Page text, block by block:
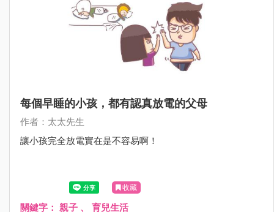
每個早睡的小孩，都有認真放電的父母
作者：太太先生
讓小孩完全放電實在是不容易啊！
收藏
關鍵字： 親子 、 育兒生活